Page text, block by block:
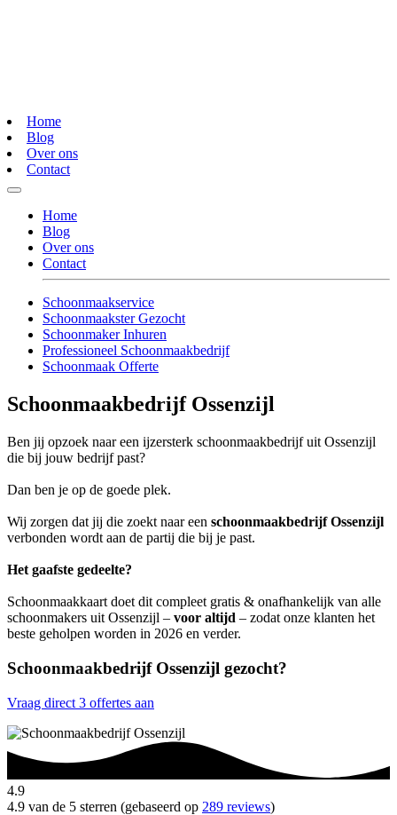
Home
Blog
Over ons
Contact
Home
Blog
Over ons
Contact
Schoonmaakservice
Schoonmaakster Gezocht
Schoonmaker Inhuren
Professioneel Schoonmaakbedrijf
Schoonmaak Offerte
Schoonmaakbedrijf Ossenzijl
Ben jij opzoek naar een ijzersterk schoonmaakbedrijf uit Ossenzijl
die bij jouw bedrijf past?
Dan ben je op de goede plek.
Wij zorgen dat jij die zoekt naar een schoonmaakbedrijf Ossenzijl
verbonden wordt aan de partij die bij je past.
Het gaafste gedeelte?
Schoonmaakkaart doet dit compleet gratis & onafhankelijk van alle
schoonmakers uit Ossenzijl – voor altijd – zodat onze klanten het
beste geholpen worden in 2026 en verder.
Schoonmaakbedrijf Ossenzijl gezocht?
Vraag direct 3 offertes aan
4.9
4.9 van de 5 sterren (gebaseerd op 289 reviews)